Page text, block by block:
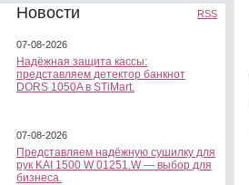
Новости RSS
07-08-2026
Надёжная защита кассы:
представляем детектор банкнот
DORS 1050A в STiMart.
07-08-2026
Представляем надёжную сушилку для
рук KAI 1500 W 01251.W — выбор для
бизнеса.